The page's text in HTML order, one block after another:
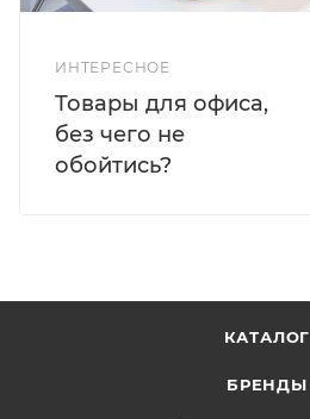
ИНТЕРЕСНОЕ
Товары для офиса,
без чего не
обойтись?
КАТАЛОГ
БРЕНДЫ